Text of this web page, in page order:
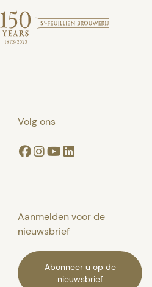
Volg ons
Facebook
Instagram
YoutubeLinkedin
Aanmelden voor de
nieuwsbrief
Abonneer u op de
nieuwsbrief